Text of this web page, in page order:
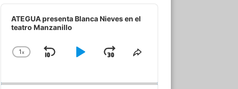
Audio
Player
ATEGUA presenta Blanca Nieves en el
teatro Manzanillo
Change
1x
SkipPlayJumpShare